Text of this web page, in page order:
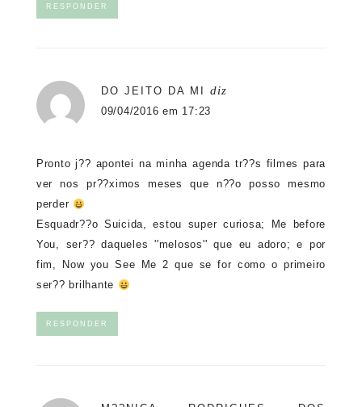
RESPONDER
DO JEITO DA MI diz
09/04/2016 em 17:23
Pronto j?? apontei na minha agenda tr??s filmes para
ver nos pr??ximos meses que n??o posso mesmo
perder
Esquadr??o Suicida, estou super curiosa; Me before
You, ser?? daqueles ''melosos'' que eu adoro; e por
fim, Now you See Me 2 que se for como o primeiro
ser?? brilhante
RESPONDER